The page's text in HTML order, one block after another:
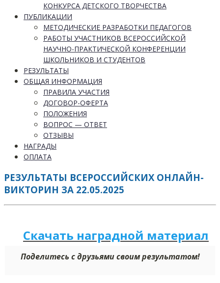
КОНКУРСА ДЕТСКОГО ТВОРЧЕСТВА
ПУБЛИКАЦИИ
МЕТОДИЧЕСКИЕ РАЗРАБОТКИ ПЕДАГОГОВ
РАБОТЫ УЧАСТНИКОВ ВСЕРОССИЙСКОЙ
НАУЧНО-ПРАКТИЧЕСКОЙ КОНФЕРЕНЦИИ
ШКОЛЬНИКОВ И СТУДЕНТОВ
РЕЗУЛЬТАТЫ
ОБЩАЯ ИНФОРМАЦИЯ
ПРАВИЛА УЧАСТИЯ
ДОГОВОР-ОФЕРТА
ПОЛОЖЕНИЯ
ВОПРОС — ОТВЕТ
ОТЗЫВЫ
НАГРАДЫ
ОПЛАТА
РЕЗУЛЬТАТЫ ВСЕРОССИЙСКИХ ОНЛАЙН-
ВИКТОРИН ЗА 22.05.2025
Скачать наградной материал
Поделитесь с друзьями своим результатом!